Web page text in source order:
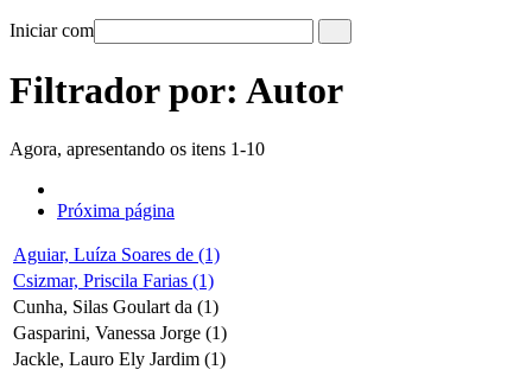
Iniciar com
Filtrador por: Autor
Agora, apresentando os itens 1-10
Próxima página
Aguiar, Luíza Soares de (1)
Csizmar, Priscila Farias (1)
Cunha, Silas Goulart da (1)
Gasparini, Vanessa Jorge (1)
Jackle, Lauro Ely Jardim (1)